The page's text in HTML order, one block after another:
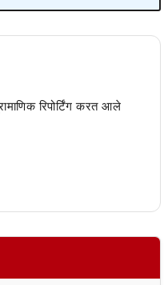
रिपोर्टिंग करत आले